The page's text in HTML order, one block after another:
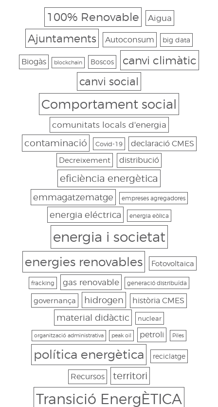
100% Renovable Aigua
Ajuntaments Autoconsum big data
Biogàs blockchain Boscos canvi climàtic
canvi social
Comportament social
comunitats locals d'energia
contaminació Covid-19
declaració CMES
Decreixement
distribució
eficiència energètica
emmagatzematge empreses agregadores
energia eléctrica energia eòlica
energia i societat
energies renovables Fotovoltaica
fracking gas renovable generació distribuïda
governança hidrogen història CMES
material didàctic nuclear
organització administrativa peak oil petroli Piles
política energètica reciclatge
Recursos territori
Transició EnergÈTICA